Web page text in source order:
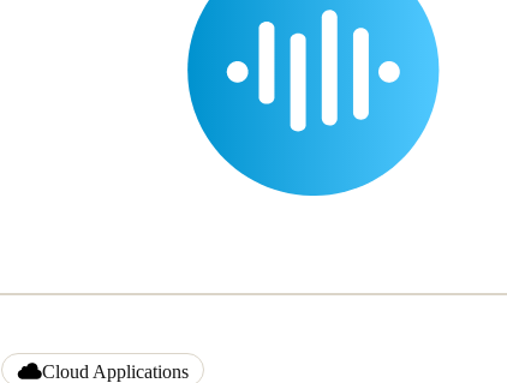
Cloud Applications